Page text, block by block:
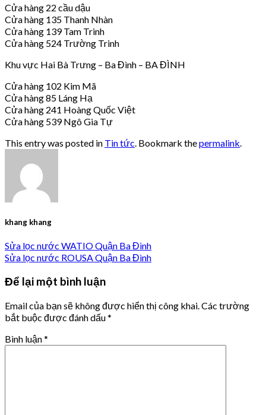
Cửa hàng 22 cầu dậu
Cửa hàng 135 Thanh Nhàn
Cửa hàng 139 Tam Trinh
Cửa hàng 524 Trường Trinh
Khu vực Hai Bà Trưng – Ba Đình – BA ĐÌNH
Cửa hàng 102 Kim Mã
Cửa hàng 85 Láng Hạ
Cửa hàng 241 Hoàng Quốc Việt
Cửa hàng 539 Ngô Gia Tự
This entry was posted in Tin tức . Bookmark thepermalink
khang khang
Sửa lọc nước WATIO Quận Ba Đình
Sửa lọc nước ROUSA Quận Ba Đình
Để lại một bình luận
Email của bạn sẽ không được hiển thị công khai. Các trường
bắt buộc được đánh dấu*
Bình luận*